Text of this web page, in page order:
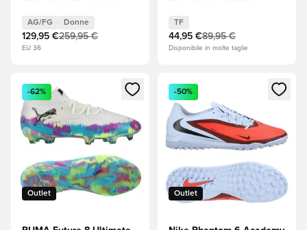
viola/Lucid Lemon
(Giallo)/Purple Rush
(Viola) Donna
AG/FG Donne
129,95 €259,95 €
EU 36
TF
44,95 €89,95 €
Disponibile in molte taglie
Apre una finestra modale per accedere o registrarsi come
Outlet
-62%
Apre una finestra modale
Outlet
-50%